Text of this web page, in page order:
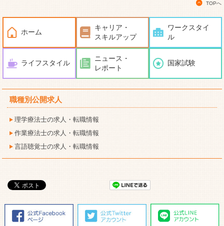
TOPへ
ホーム
キャリア・
スキルアップ
ワークスタイ
ル
ライフスタイル
ニュース・
レポート
国家試験
職種別公開求人
理学療法士の求人・転職情報
作業療法士の求人・転職情報
言語聴覚士の求人・転職情報